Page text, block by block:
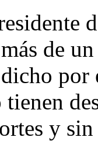
de
por
tienen
y